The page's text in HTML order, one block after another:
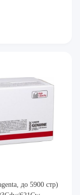
до 5900 стр)